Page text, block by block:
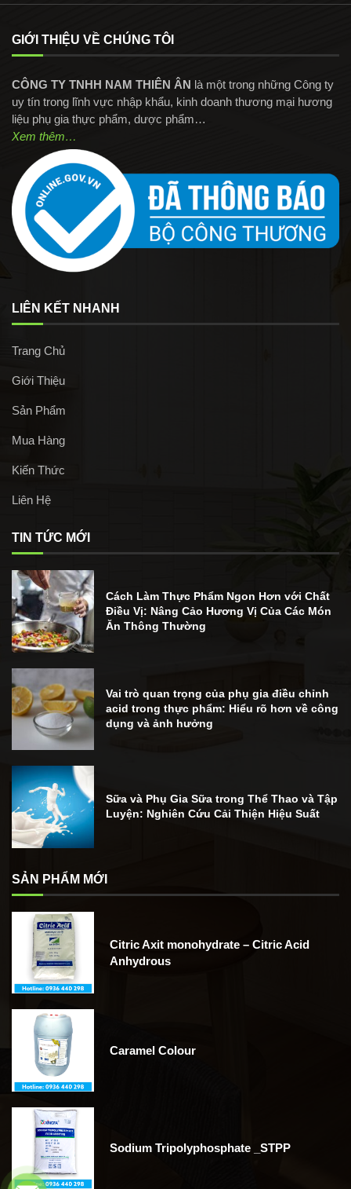
GIỚI THIỆU VỀ CHÚNG TÔI
CÔNG TY TNHH NAM THIÊN ÂN là một trong những Công ty
uy tín trong lĩnh vực nhập khẩu, kinh doanh thương mại hương
liệu phụ gia thực phẩm, dược phẩm…
Xem thêm…
LIÊN KẾT NHANH
Trang Chủ
Giới Thiệu
Sản Phẩm
Mua Hàng
Kiến Thức
Liên Hệ
TIN TỨC MỚI
Cách Làm Thực Phẩm Ngon Hơn với Chất
Điều Vị: Nâng Cảo Hương Vị Của Các Món
Ăn Thông Thường
Vai trò quan trọng của phụ gia điều chỉnh
acid trong thực phẩm: Hiểu rõ hơn về công
dụng và ảnh hưởng
Sữa và Phụ Gia Sữa trong Thể Thao và Tập
Luyện: Nghiên Cứu Cải Thiện Hiệu Suất
SẢN PHẨM MỚI
Citric Axit monohydrate – Citric Acid
Anhydrous
Caramel Colour
Sodium Tripolyphosphate _STPP